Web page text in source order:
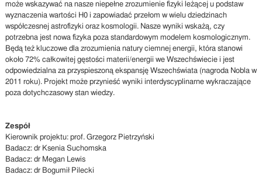
może wskazywać na nasze niepełne zrozumienie fizyki leżącej u podstaw
wyznaczenia wartości H0 i zapowiadać przełom w wielu dziedzinach
współczesnej astrofizyki oraz kosmologii. Nasze wyniki wskażą, czy
potrzebna jest nowa fizyka poza standardowym modelem kosmologicznym.
Będą też kluczowe dla zrozumienia natury ciemnej energii, która stanowi
około 72% całkowitej gęstości materii/energii we Wszechświecie i jest
odpowiedzialna za przyspieszoną ekspansję Wszechświata (nagroda Nobla w
2011 roku). Projekt może przynieść wyniki interdyscyplinarne wykraczające
poza dotychczasowy stan wiedzy.
Zespół
Kierownik projektu: prof. Grzegorz Pietrzyński
Badacz: dr Ksenia Suchomska
Badacz: dr Megan Lewis
Badacz: dr Bogumił Pilecki